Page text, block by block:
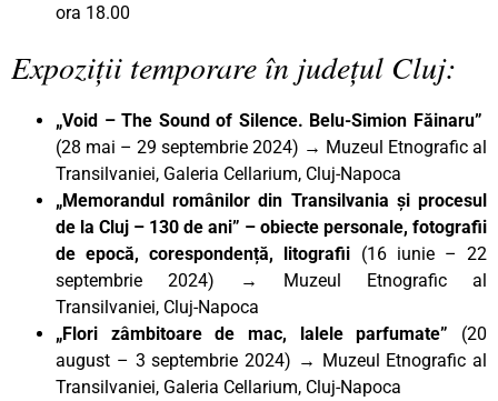
ora 18.00
Expoziții temporare în județul Cluj:
„Void – The Sound of Silence. Belu-Simion Făinaru”
(28 mai – 29 septembrie 2024) → Muzeul Etnografic al
Transilvaniei, Galeria Cellarium, Cluj-Napoca
„Memorandul românilor din Transilvania și procesul
de la Cluj – 130 de ani” – obiecte personale, fotografii
de epocă, corespondență, litografii (16 iunie – 22
septembrie 2024)
→ Muzeul Etnografic al
Transilvaniei, Cluj-Napoca
„Flori zâmbitoare de mac, lalele parfumate” (20
august – 3 septembrie 2024) → Muzeul Etnografic al
Transilvaniei, Galeria Cellarium, Cluj-Napoca